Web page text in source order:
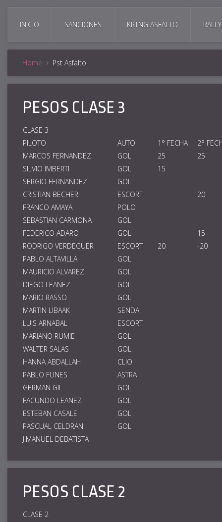
INICIO SANCIONES KRTNG ASFALTO RALLY
Home Pst Asfalto
PESOS CLASE 3
CLASE 3
PILOTO
AUTO 1° FECHA
2°
MARCOS FERNANDEZ
GOL 25
25
SILVIO IMBERTI
GOL
15
SERGIO FERNANDEZ
GOL
CRISTIAN BECHER
ESCORT
20
FRANCO AMAYA
POLO
SEBASTIAN CARMONA
GOL
FEDERICO ADARO
GOL
15
RODRIGO VERDEGUER
ESCORT 20
-20
PABLO ALTAVILLA
GOL
MAURICIO ALVAREZ
GOL
DIEGO LEANEZ
GOL
MARIO RASSO
GOL
MARTIN LIBAAK
SENDA
LUIS ARNABAL
ESCORT
MARIANO RUMIE
GOL
WALTER SALAS
GOL
HANNA ABDALLAH
CLIO
PABLO FUNES
ASTRA
GERMAN GIL
GOL
FACUNDO LEANEZ
GOL
ESTEBAN CASALE
GOL
PASCUAL CELDRAN
GOL
J.MANUEL DEBATISTA
PESOS CLASE 2
CLASE 2